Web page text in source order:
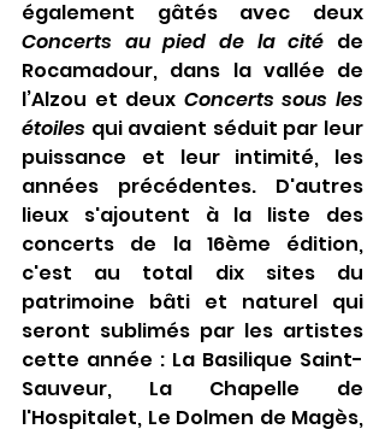
Concerts au pied de la cité de
Rocamadour, dans la vallée de
l’Alzou et deux Concerts sous les
étoiles qui avaient séduit par leur
puissance et leur intimité, les
années précédentes. D'autres
lieux s'ajoutent à la liste des
concerts de la 16ème édition,
c'est au total dix sites du
patrimoine bâti et naturel qui
seront sublimés par les artistes
cette année : La Basilique Saint-
Sauveur, La Chapelle de
l'Hospitalet, Le Dolmen de Magès,